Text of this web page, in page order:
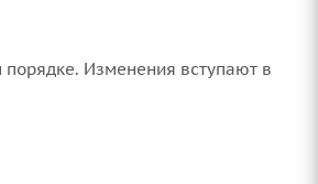
Изменения вступают в